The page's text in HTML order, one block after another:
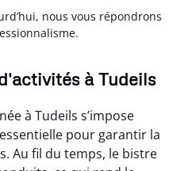
nous vous répondrons
à Tudeils
à Tudeils s’impose
pour garantir la
Au fil du temps, le bistre